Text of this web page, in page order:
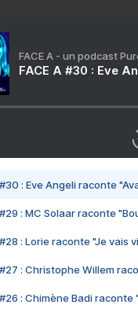
FACE A - un podcast
FACE A #30 : Eve
#30 : Eve Angeli raconte
#29 : MC Solaar raconte
#28 : Lorie raconte "Je vais
#27 : Christophe Willem
#26 : Chimène Badi raconte